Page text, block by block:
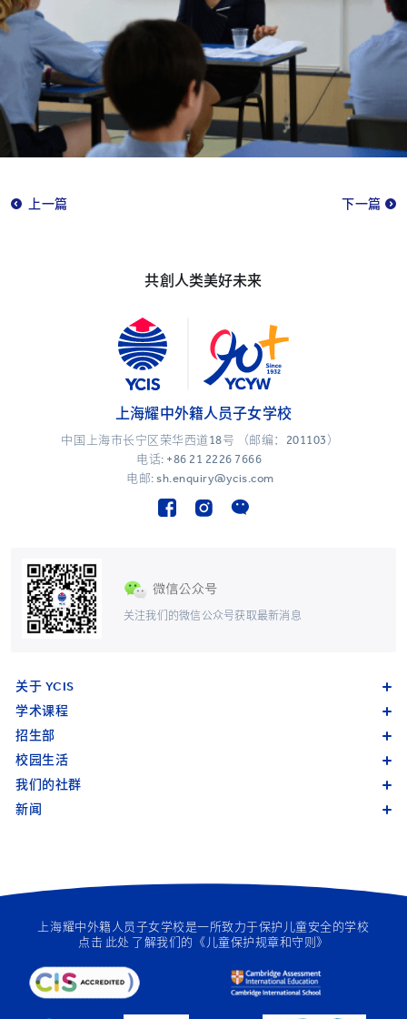
上一篇 下一篇
共創人类美好未来
关注我们的微信公众号获取最新消息
上海耀中外籍人员子女学校
中国上海市长宁区荣华西道18号 （邮编：201103）
电话: +86 21 2226 7666
电邮: sh.enquiry@ycis.com
关于 YCIS
学术课程
招生部
校园生活
我们的社群
新闻
上海耀中外籍人员子女学校是一所致力于保护儿童安全的学校
点击 此处 了解我们的《儿童保护规章和守则》